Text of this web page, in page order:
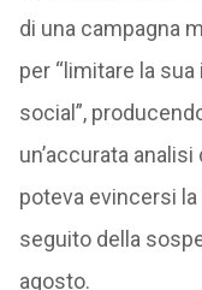
di una campagna
per “limitare la
social”,
un’accurata
poteva evincersi
seguito della
agosto.